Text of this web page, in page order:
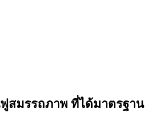
สมรรถภาพ ที่ได้มาตรฐาน